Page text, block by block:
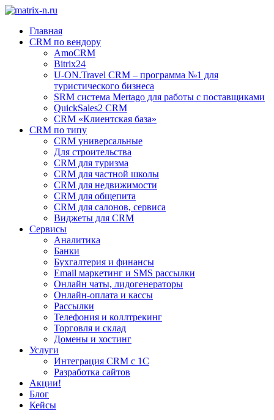
Главная
CRM по вендору
AmoCRM
Bitrix24
U-ON.Travel CRM – программа №1 для
туристического бизнеса
SRM система Mertago для работы с поставщиками
QuickSales2 CRM
CRM «Клиентская база»
CRM по типу
CRM универсальные
Для строительства
CRM для туризма
CRM для частной школы
CRM для недвижимости
CRM для общепита
CRM для салонов, сервиса
Виджеты для CRM
Сервисы
Аналитика
Банки
Бухгалтерия и финансы
Email маркетинг и SMS рассылки
Онлайн чаты, лидогенераторы
Онлайн-оплата и кассы
Рассылки
Телефония и коллтрекинг
Торговля и склад
Домены и хостинг
Услуги
Интеграция CRM с 1С
Разработка сайтов
Акции!
Блог
Кейсы